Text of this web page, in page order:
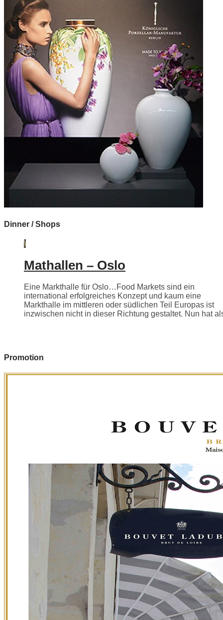
Dinner / Shops
Mathallen – Oslo
Eine Markthalle für Oslo…Food Markets sind ein
international erfolgreiches Konzept und kaum eine
Markthalle im mittleren oder südlichen Teil Europas ist
inzwischen nicht in dieser Richtung gestaltet. Nun hat
Promotion